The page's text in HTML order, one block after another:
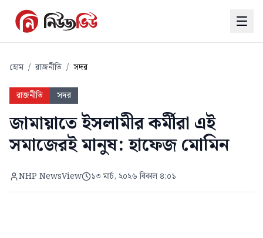
হোম / রাজনীতি / সদর
রাজনীতি সদর
জামায়াতে ইসলামীর কর্মীরা এই
সমাজেরই মানুষ: হাফেজ মোমিন
NHP NewsView ১৩ মার্চ, ২০২৬ বিকাল ৪:০১